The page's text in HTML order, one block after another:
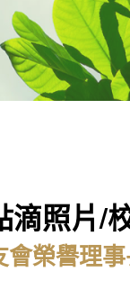
滴照片/
會榮譽理